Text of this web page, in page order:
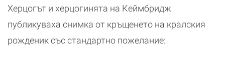
Херцогът и херцогинята на Кеймбридж
публикуваха снимка от кръщенето на кралския
рожденик със стандартно пожелание: